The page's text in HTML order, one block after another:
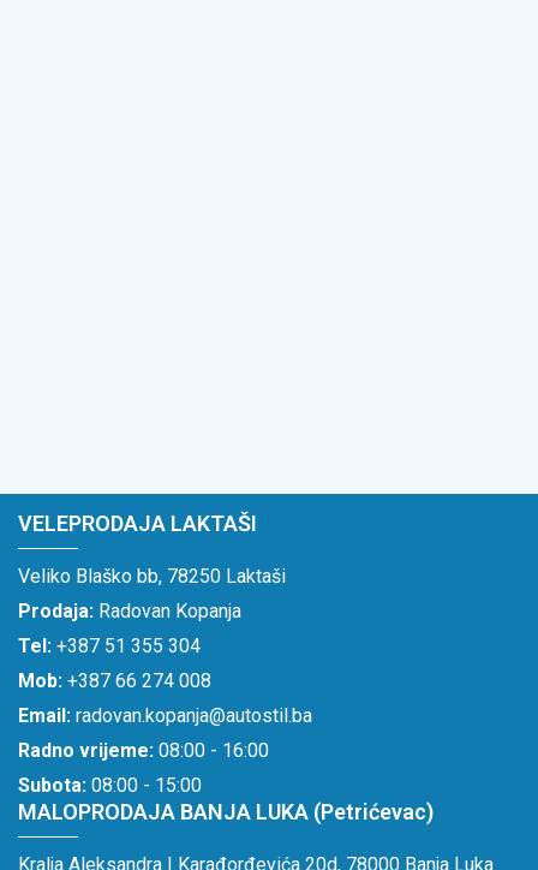
VELEPRODAJA LAKTAŠI
Veliko Blaško bb, 78250 Laktaši
Prodaja: Radovan Kopanja
Tel: +387 51 355 304
Mob: +387 66 274 008
Email: radovan.kopanja@autostil.ba
Radno vrijeme: 08:00 - 16:00
Subota: 08:00 - 15:00
MALOPRODAJA BANJA LUKA (Petrićevac)
Kralja Aleksandra I Karađorđevića 20d, 78000 Banja Luka